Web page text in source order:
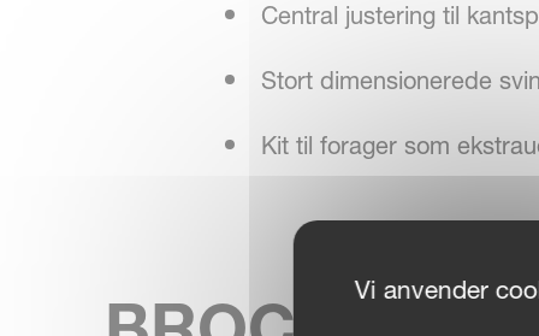
Central justering til
Stort dimensionerede
Kit til forager som
SKIP BROCHURE Vi anvender